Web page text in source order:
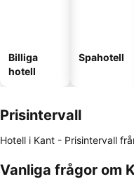
Billiga
hotell
Spahotell
Prisintervall
Hotell i Kant - Prisintervall
Vanliga frågor om